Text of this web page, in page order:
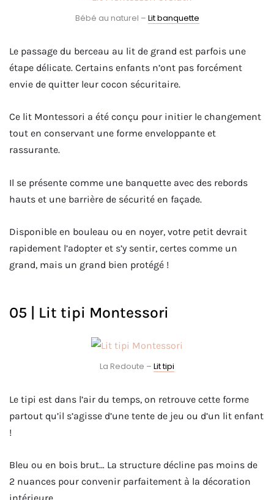
Bébé au naturel – Lit banquette
Le passage du berceau au lit de grand est parfois une
étape délicate. Certains enfants n’ont pas forcément
envie de quitter leur cocon sécuritaire.
Ce lit Montessori a été conçu pour initier le changement
tout en conservant une forme enveloppante et
rassurante.
Il se présente comme une banquette avec des rebords
hauts et une barrière de sécurité en façade.
Disponible en bouleau ou en noyer, votre petit devrait
rapidement l’adopter et s’y sentir, certes comme un
grand, mais un grand bien protégé !
05 | Lit tipi Montessori
La Redoute – Lit tipi
Le tipi est dans l’air du temps, on retrouve cette forme
partout qu’il s’agisse d’une tente de jeu ou d’un lit enfant
!
Bleu ou en bois brut… La structure décline pas moins de
2 nuances pour convenir parfaitement à la décoration